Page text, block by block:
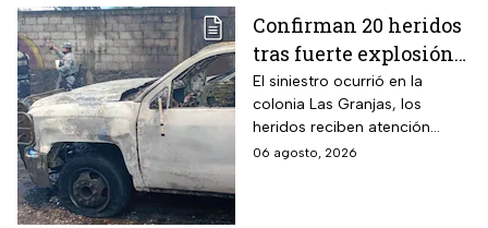
Confirman 20 heridos
tras fuerte explosión
de pipa de gas en
Cuernavaca, Morelos
El siniestro ocurrió en la
colonia Las Granjas, los
heridos reciben atención
médica en distintos
06 agosto, 2026